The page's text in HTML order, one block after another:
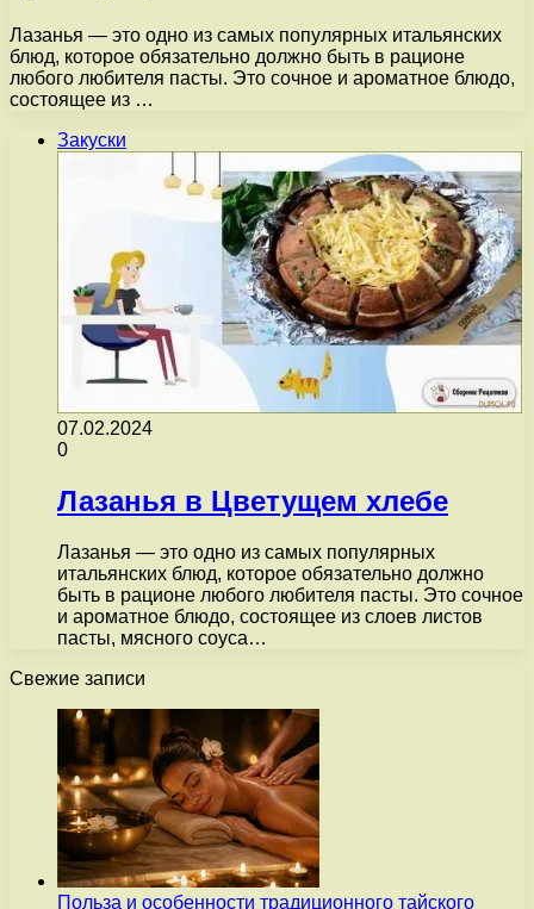
Лазанья — это одно из самых популярных итальянских
блюд, которое обязательно должно быть в рационе
любого любителя пасты. Это сочное и ароматное блюдо,
состоящее из …
Закуски
07.02.2024
0
Лазанья в Цветущем хлебе
Лазанья — это одно из самых популярных
итальянских блюд, которое обязательно должно
быть в рационе любого любителя пасты. Это сочное
и ароматное блюдо, состоящее из слоев листов
пасты, мясного соуса…
Свежие записи
Польза и особенности традиционного тайского